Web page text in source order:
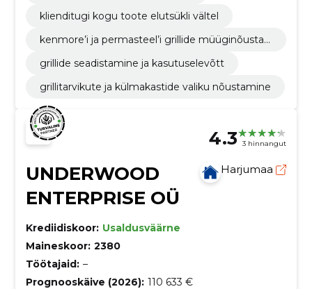
klienditugi kogu toote elutsükli vältel
kenmore’i ja permasteel’i grillide müüginõusta
grillide seadistamine ja kasutuselevõtt
grillitarvikute ja külmakastide valiku nõustamine
4.3 3 hinnangut
UNDERWOOD
ENTERPRISE OÜ
Harjumaa
Krediidiskoor: Usaldusväärne
Maineskoor: 2380
Töötajaid: –
Prognooskäive (2026): 110 633 €